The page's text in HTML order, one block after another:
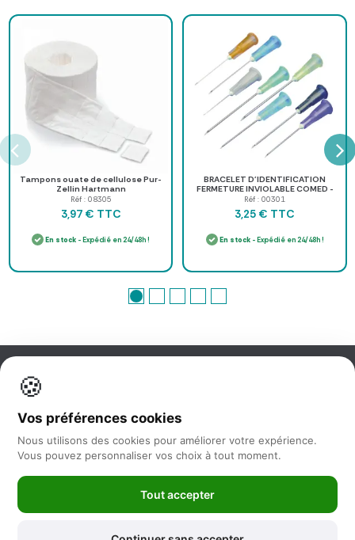
Tampons ouate de cellulose Pur-
Zellin Hartmann
Réf : 08305
3,97 € TTC
En stock - Expédié en 24/48h !
BRACELET D'IDENTIFICATION
FERMETURE INVIOLABLE COMED -
lot de 100
Réf : 00301
3,25 € TTC
En stock- Expédié en 24/48h !
Information
Nos services
Newsletter
🍪
Vos préférences cookies
Nous utilisons des cookies pour améliorer votre expérience.
Vous pouvez personnaliser vos choix à tout moment.
Tout accepter